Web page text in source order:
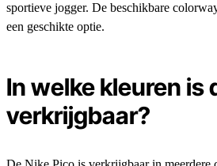
sportieve jogger. De beschikbare
een geschikte optie.
In welke kleuren is
verkrijgbaar?